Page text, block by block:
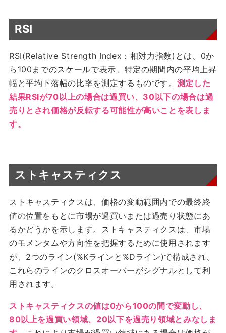
RSI
RSI(Relative Strength Index：相対力指数)とは、0か
ら100までのスケールで表示、特定の期間内の平均上昇
幅と平均下落幅の比率を測定するものです。 測定した
結果RSIが70以上の場合は過買い、30以下の場合は過
売りとされ価格が反転する可能性が高いことを表しま
す。
ストキャスティクス
ストキャスティクスは、価格の変動範囲内での最終終
値の位置をもとに市場が過買いまたは過売り状態にあ
るかどうかを示します。ストキャスティクスは、市場
のモメンタムや方向性を把握するために使用されます
が、2つのライン(%Kラインと%Dライン)で構成され、
これらのラインのクロスオーバーがシグナルとして利
用されます。
ストキャスティクスの値は0から100の間で変動し、
80以上を過買い領域、20以下を過売り領域とみなしま